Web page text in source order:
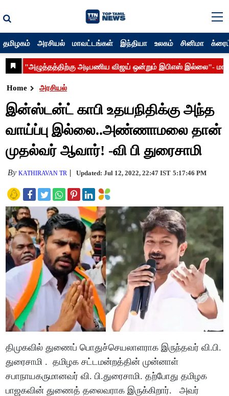
தமிழகம் அரசியல் மாவட்டங்கள் இந்தியா உலகம் சினிமா
Home அரசியல்
இன்ஸ்டன்ட் காபி உதயநிதிக்கு அந்த
வாய்ப்பு இல்லை..அண்ணாமலை தான்
முதல்வர் ஆவார்! -வி பி துரைசாமி
ByKATHIRAVAN TR Updated: Jul 12, 2022, 22:47 IST 5:17:46 PM
திமுகவில் துணைப் பொதுச்செயலாளராக இருந்தவர் வி.பி.
துரைசாமி . தமிழக சட்டமன்றத்தின் முன்னாள்
சபாநாயகருமானவர் வி. பி.துரைசாமி. தற்போது தமிழக
பாஜகவின் துணைத் தலைவராக இருக்கிறார். அவர்